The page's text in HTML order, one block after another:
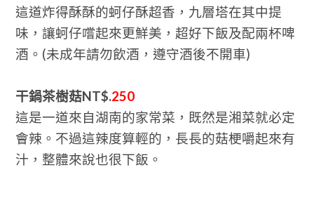
這道炸得酥酥的蚵仔酥超香，九層塔在其中提
味，讓蚵仔嚐起來更鮮美，超好下飯及配兩杯啤
酒。(未成年請勿飲酒，遵守酒後不開車)
干鍋茶樹菇NT$.250
這是一道來自湖南的家常菜，既然是湘菜就必定
會辣。不過這辣度算輕的，長長的菇梗嚼起來有
汁，整體來說也很下飯。